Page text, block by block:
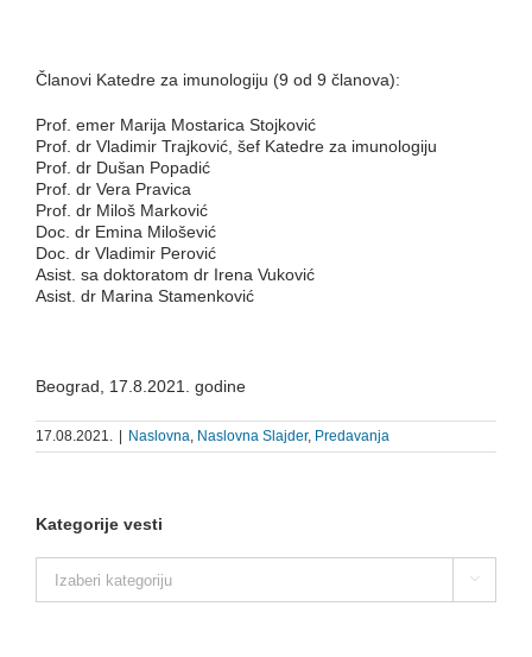
Članovi Katedre za imunologiju (9 od 9 članova):
Prof. emer Marija Mostarica Stojković
Prof. dr Vladimir Trajković, šef Katedre za imunologiju
Prof. dr Dušan Popadić
Prof. dr Vera Pravica
Prof. dr Miloš Marković
Doc. dr Emina Milošević
Doc. dr Vladimir Perović
Asist. sa doktoratom dr Irena Vuković
Asist. dr Marina Stamenković
Beograd, 17.8.2021. godine
17.08.2021. Naslovna, Naslovna Slajder, Predavanja
Kategorije vesti
vesti
